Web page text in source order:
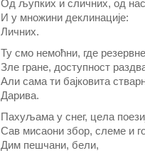
Од љупких и сличних, од
И у множини деклинације:
Личних.
Ту смо немоћни, где
Зле гране, доступност
Али сама ти бајковита
Дарива.
Пахуљама у снег, цела
Сав мисаони збор, слеме и
Дим пешчани, бели,